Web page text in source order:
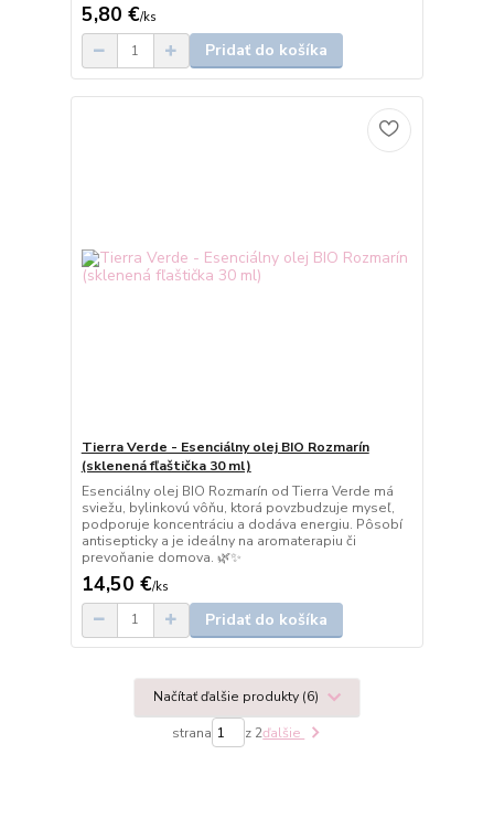
5,80 €/ks
Pridať do košíka
Tierra Verde - Esenciálny olej BIO Rozmarín
(sklenená fľaštička 30 ml)
Esenciálny olej BIO Rozmarín od Tierra Verde má
sviežu, bylinkovú vôňu, ktorá povzbudzuje myseľ,
podporuje koncentráciu a dodáva energiu. Pôsobí
antisepticky a je ideálny na aromaterapiu či
prevoňanie domova. 🌿✨
14,50 €/ks
Pridať do košíka
Načítať ďalšie produkty (6)
strana z 2ďalšie